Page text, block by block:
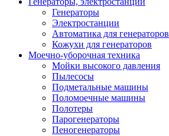
Генераторы
Электростанции
Автоматика для генераторов
Кожухи для генераторов
Моечно-уборочная техника
Мойки высокого давления
Пылесосы
Подметальные машины
Поломоечные машины
Полотеры
Парогенераторы
Пеногенераторы